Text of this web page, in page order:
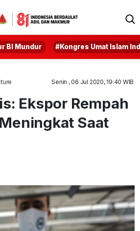
BI Mundur #Kongres Umat Islam
Senin , 06 Jul 2020, 19:40 WIB
Ekspor Rempah
Saat